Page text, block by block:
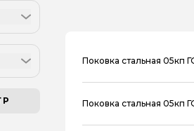
Поковка стальная 05кп
Поковка стальная 05кп